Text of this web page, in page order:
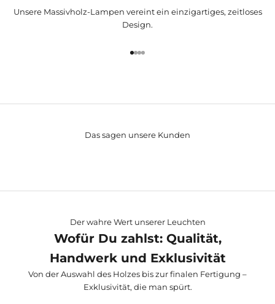
Unsere Massivholz-Lampen vereint ein einzigartiges, zeitloses
Design.
Gehe zu Element 1
Gehe zu Element 2
Gehe zu Element 3
Gehe zu Element 4
Das sagen unsere Kunden
Der wahre Wert unserer Leuchten
Wofür Du zahlst: Qualität,
Handwerk und Exklusivität
Von der Auswahl des Holzes bis zur finalen Fertigung –
Exklusivität, die man spürt.